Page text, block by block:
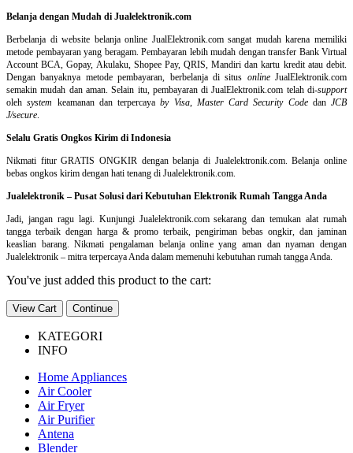
Belanja dengan Mudah di Jualelektronik.com
Berbelanja diwebsite belanja online JualElektronik.com sangat mudah karena memiliki
metode pembayaran yang beragam. Pembayaran lebih mudah dengan transfer Bank Virtual
Account BCA, Gopay, Akulaku, Shopee Pay, QRIS, Mandiri dan kartu kredit atau debit.
Dengan banyaknya metode pembayaran, berbelanja di situs onlineJualElektronik.com
semakin mudah dan aman. Selain itu, pembayaran di JualElektronik.com telah di-support
olehsystem keamanan dan terpercayaby Visa, Master Card Security Codedan JCB
J/secure.
Selalu Gratis Ongkos Kirim di Indonesia
Nikmati fitur GRATIS ONGKIR dengan belanja di Jualelektronik.com. Belanja online
bebas ongkos kirim dengan hati tenang di Jualelektronik.com.
Jualelektronik – Pusat Solusi dari Kebutuhan Elektronik Rumah Tangga Anda
Jadi, jangan ragu lagi. Kunjungi Jualelektronik.com sekarang dan temukan alat rumah
tangga terbaik dengan harga & promo terbaik, pengiriman bebas ongkir, dan jaminan
keaslian barang. Nikmati pengalaman belanja online yang aman dan nyaman dengan
Jualelektronik – mitra terpercaya Anda dalam memenuhi kebutuhan rumah tangga Anda.
You've just added this product to the cart:
View Cart Continue
KATEGORI
INFO
Home Appliances
Air Cooler
Air Fryer
Air Purifier
Antena
Blender